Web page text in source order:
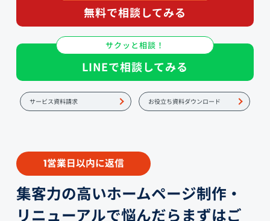
無料で相談してみる
サクッと相談！
LINEで相談してみる
サービス資料請求 お役立ち資料ダウンロード
1営業日以内に返信
集客力の高いホームページ制作・
リニューアルで悩んだらまずはご